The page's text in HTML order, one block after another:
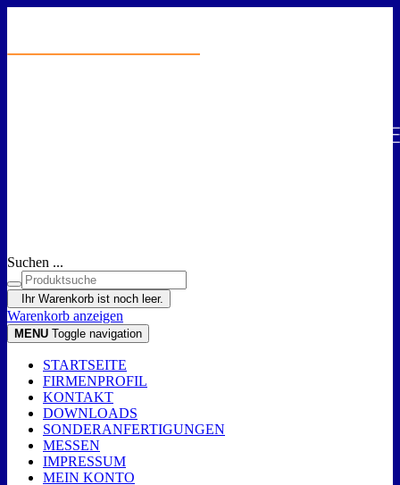
Suchen ...
Ihr Warenkorb ist noch leer.
Warenkorb anzeigen
MENU Toggle navigation
STARTSEITE
FIRMENPROFIL
KONTAKT
DOWNLOADS
SONDERANFERTIGUNGEN
MESSEN
IMPRESSUM
MEIN KONTO